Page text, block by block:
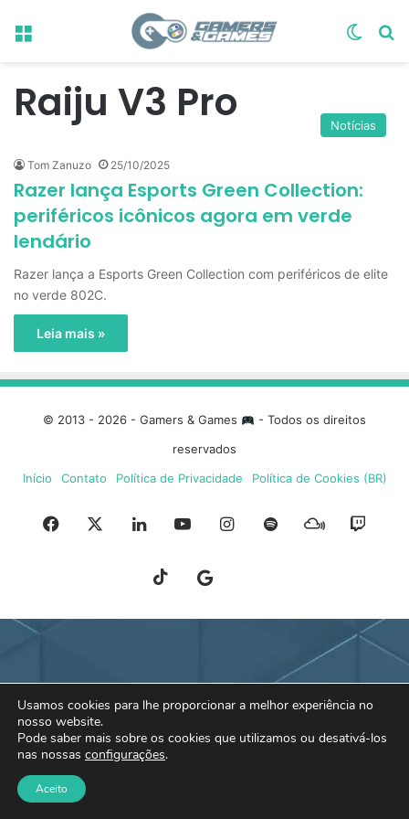
Menu
Raiju V3 Pro Notícias
Tom Zanuzo 25/10/2025
Razer lança Esports Green Collection:
periféricos icônicos agora em verde
lendário
Razer lança a Esports Green Collection com periféricos de elite
no verde 802C.
Leia mais »
© 2013 - 2026 - Gamers & Games
- Todos os direitos
reservados
Início
Contato Política de Privacidade Política de Cookies (BR)
Facebook LinkedinYouTubeInstagram
SpotifyMixcloud
TikTokGoogle
NewsSky
Usamos cookies para lhe proporcionar a melhor experiência no
nosso website.
Pode saber mais sobre os cookies que utilizamos ou desativá-los
nas nossas configurações.
Aceito